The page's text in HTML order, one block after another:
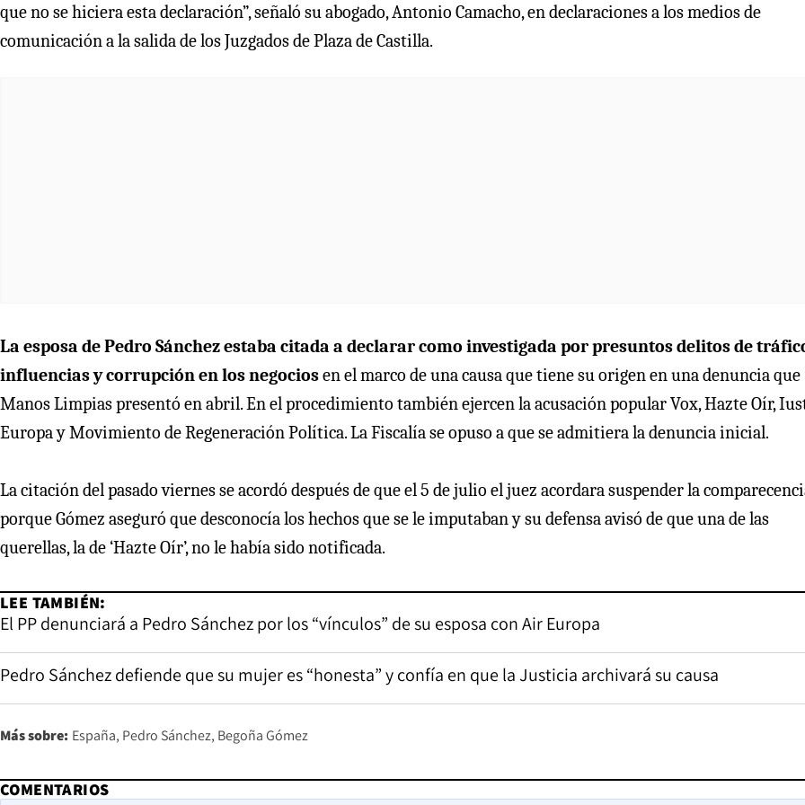
que no se hiciera esta declaración”, señaló su abogado, Antonio Camacho, en declaraciones a los medios de
comunicación a la salida de los Juzgados de Plaza de Castilla.
La esposa de Pedro Sánchez estaba citada a declarar como investigada por presuntos delitos de
influencias y corrupción en los negociosen el marco de una causa que tiene su origen en una denuncia que
Manos Limpias presentó en abril. En el procedimiento también ejercen la acusación popular Vox, Hazte Oír,
Europa y Movimiento de Regeneración Política. La Fiscalía se opuso a que se admitiera la denuncia inicial.
La citación del pasado viernes se acordó después de que el 5 de julio el juez acordara suspender la
porque Gómez aseguró que desconocía los hechos que se le imputaban y su defensa avisó de que una de las
querellas, la de ‘Hazte Oír’, no le había sido notificada.
LEE TAMBIÉN:
El PP denunciará a Pedro Sánchez por los “vínculos” de su esposa con Air Europa
Pedro Sánchez defiende que su mujer es “honesta” y confía en que la Justicia archivará su causa
Más sobre: España Pedro Sánchez Begoña Gómez
COMENTARIOS